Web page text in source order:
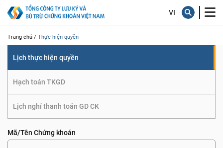
Trang chủ / Thực hiện quyền
Lịch thực hiện quyền
Hạch toán TKGD
Lịch nghỉ thanh toán GD CK
Mã/Tên Chứng khoán